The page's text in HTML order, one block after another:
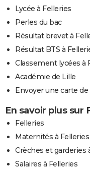
Lycée à Felleries
Perles du bac
Résultat brevet à
Résultat BTS à
Classement lycées à
Académie de Lille
Envoyer une carte
En savoir plus sur
Felleries
Maternités à Felleries
Crèches et garderies
Salaires à Felleries